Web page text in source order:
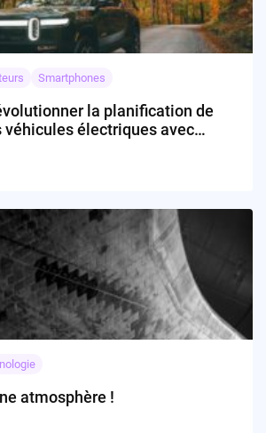
Smartphones
la planification de
véhicules électriques avec
atmosphère !